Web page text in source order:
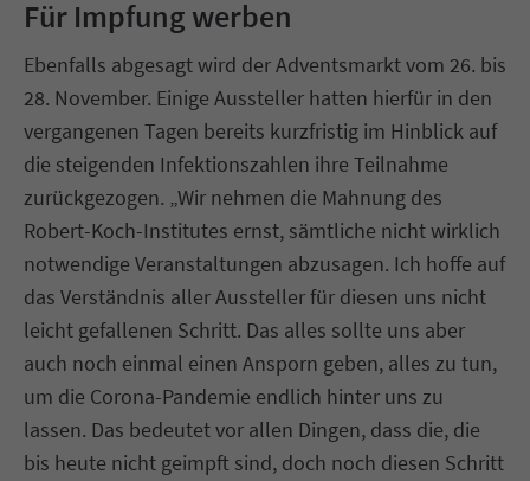
Für Impfung werben
Ebenfalls abgesagt wird der Adventsmarkt vom 26. bis
28. November. Einige Aussteller hatten hierfür in den
vergangenen Tagen bereits kurzfristig im Hinblick auf
die steigenden Infektionszahlen ihre Teilnahme
zurückgezogen. „Wir nehmen die Mahnung des
Robert-Koch-Institutes ernst, sämtliche nicht wirklich
notwendige Veranstaltungen abzusagen. Ich hoffe auf
das Verständnis aller Aussteller für diesen uns nicht
leicht gefallenen Schritt. Das alles sollte uns aber
auch noch einmal einen Ansporn geben, alles zu tun,
um die Corona-Pandemie endlich hinter uns zu
lassen. Das bedeutet vor allen Dingen, dass die, die
bis heute nicht geimpft sind, doch noch diesen Schritt